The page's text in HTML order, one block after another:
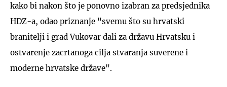
kako bi nakon što je ponovno izabran za predsjednika
HDZ-a, odao priznanje "svemu što su hrvatski
branitelji i grad Vukovar dali za državu Hrvatsku i
ostvarenje zacrtanoga cilja stvaranja suverene i
moderne hrvatske države".